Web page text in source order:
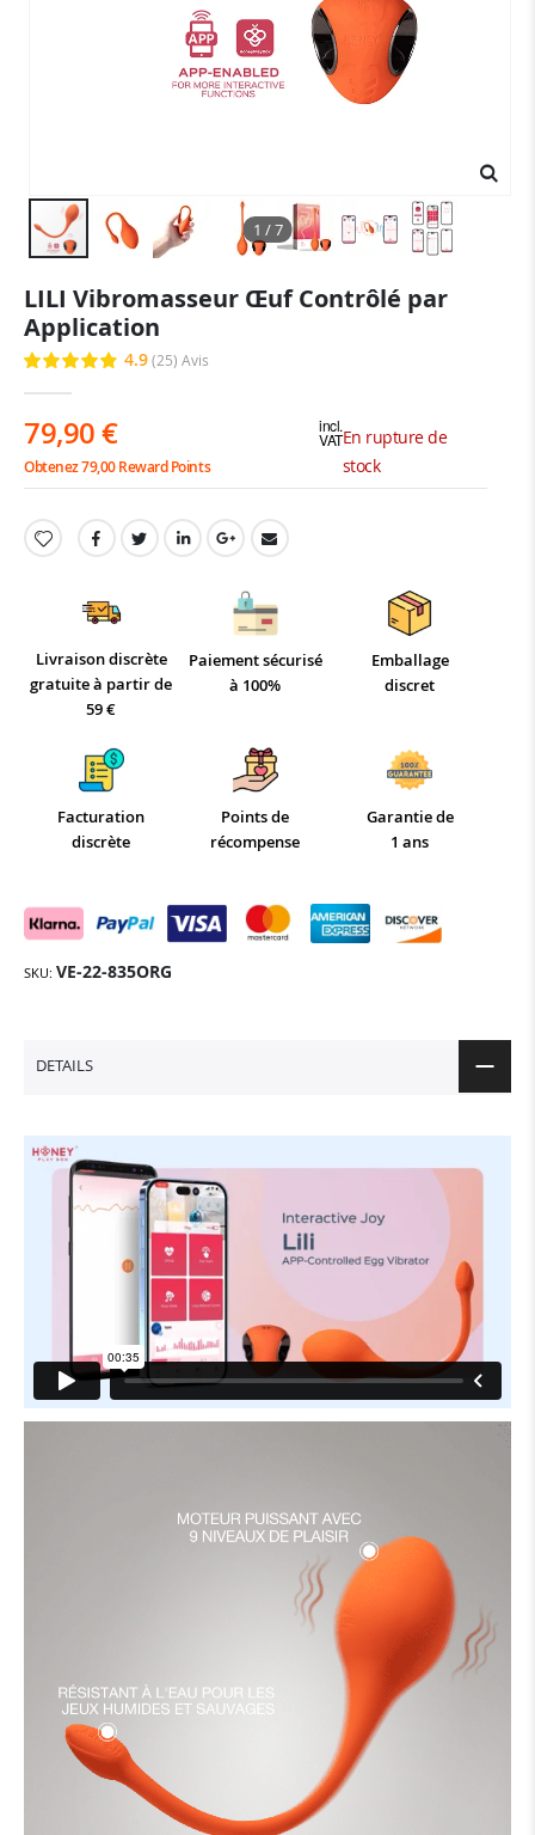
1 / 7
to
the
beginning
of
the
images
gallery
LILI Vibromasseur Œuf Contrôlé par
Application
Évaluation: 4.9 (25) Avis
79,90 €
Obtenez 79,00 Reward Points
incl.
VATEn rupture de
stock
Livraison discrète
gratuite à partir de
59 €
Paiement sécurisé
à 100%
Emballage
discret
Facturation
discrète
Points de
récompense
Garantie de
1 ans
SKU VE-22-835ORG
DETAILS